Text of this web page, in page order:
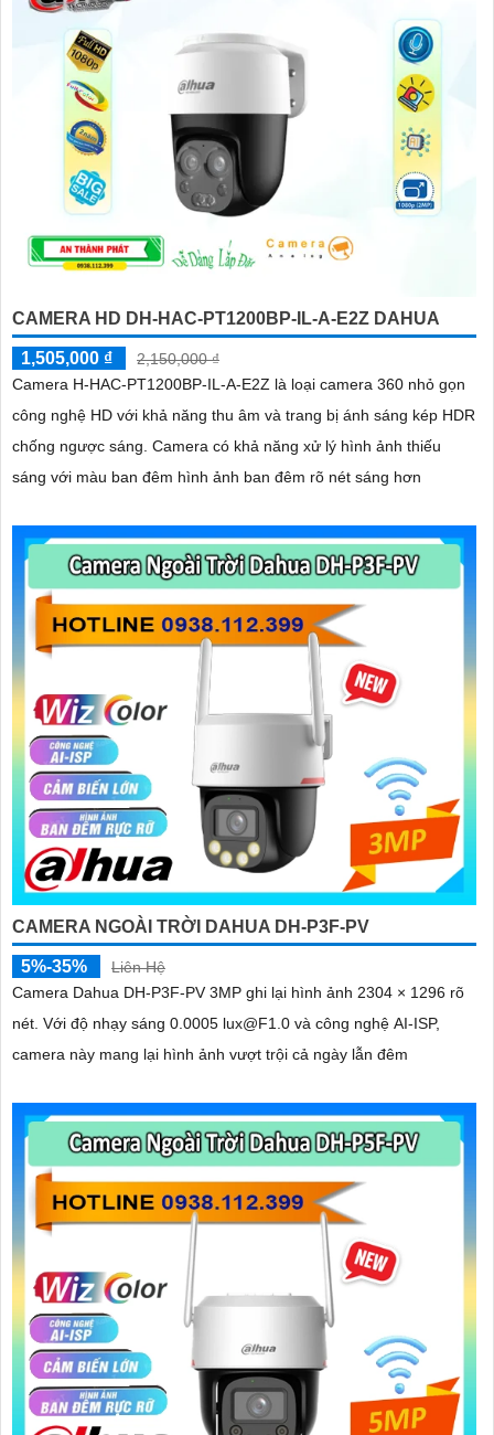
CAMERA HD DH-HAC-PT1200BP-IL-A-E2Z DAHUA
1,505,000 ₫
2,150,000 ₫
Camera H-HAC-PT1200BP-IL-A-E2Z là loại camera 360 nhỏ gọn
công nghệ HD với khả năng thu âm và trang bị ánh sáng kép HDR
chống ngược sáng. Camera có khả năng xử lý hình ảnh thiếu
sáng với màu ban đêm hình ảnh ban đêm rõ nét sáng hơn
CAMERA NGOÀI TRỜI DAHUA DH-P3F-PV
5%-35%
Liên Hệ
Camera Dahua DH-P3F-PV 3MP ghi lại hình ảnh 2304 × 1296 rõ
nét. Với độ nhạy sáng 0.0005 lux@F1.0 và công nghệ AI-ISP,
camera này mang lại hình ảnh vượt trội cả ngày lẫn đêm